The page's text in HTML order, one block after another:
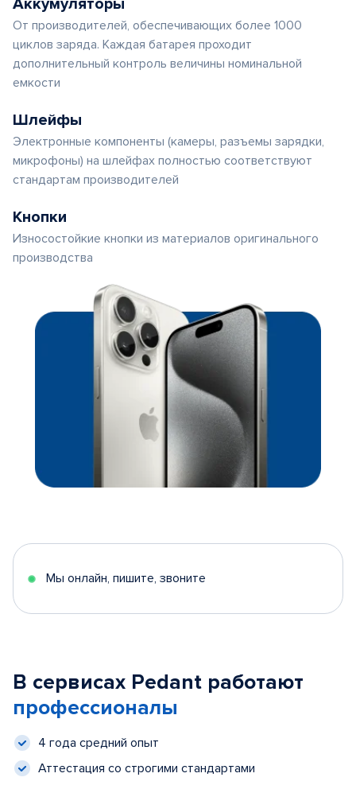
Аккумуляторы
От производителей, обеспечивающих более 1000
циклов заряда. Каждая батарея проходит
дополнительный контроль величины номинальной
емкости
Шлейфы
Электронные компоненты (камеры, разъемы зарядки,
микрофоны) на шлейфах полностью соответствуют
стандартам производителей
Кнопки
Износостойкие кнопки из материалов оригинального
производства
Мы онлайн, пишите, звоните
В сервисах Pedant работают
профессионалы
4 года средний опыт
Аттестация со строгими стандартами